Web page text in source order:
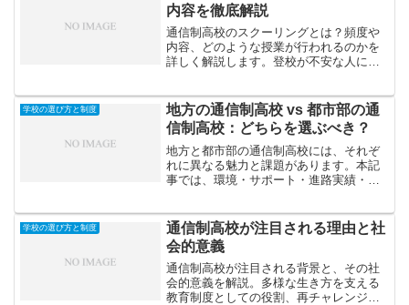
内容を徹底解説
通信制高校のスクーリングとは？頻度や
内容、どのような授業が行われるのかを
詳しく解説します。登校が不安な人にも
学校の選び方と制度
地方の通信制高校 vs 都市部の通
信制高校：どちらを選ぶべき？
地方と都市部の通信制高校には、それぞ
れに異なる魅力と課題があります。本記
事では、環境・サポート・進路実績・学
を解説します。
学校の選び方と制度
通信制高校が注目される理由と社
会的意義
通信制高校が注目される背景と、その社
会的意義を解説。多様な生き方を支える
教育制度としての役割、再チャレンジの